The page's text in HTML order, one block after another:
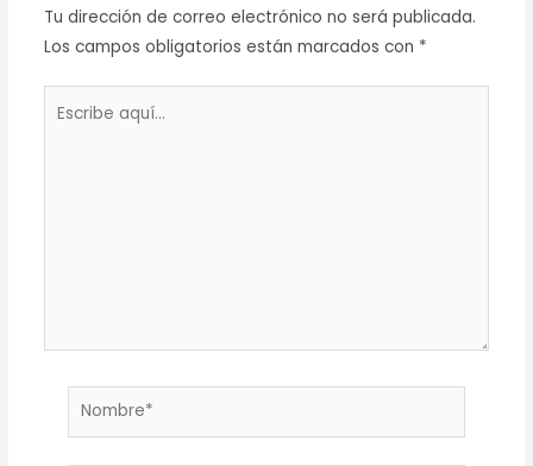
Tu dirección de correo electrónico no será publicada.
Los campos obligatorios están marcados con *
Nombre*